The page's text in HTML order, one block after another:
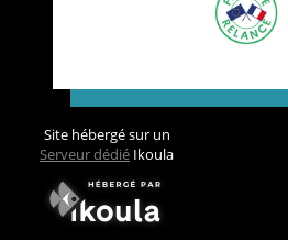
Site hébergé sur un
Serveur dédié Ikoula